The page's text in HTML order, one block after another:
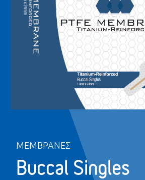
ΜΕΜΒΡΆΝΕΣ
Buccal Singles